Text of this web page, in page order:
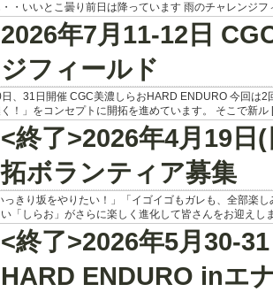
2026年7月11-12日
ジフィールド
<終了>2026年4月19日
拓ボランティア募集
<終了>2026年5月30-
HARD ENDURO inエ